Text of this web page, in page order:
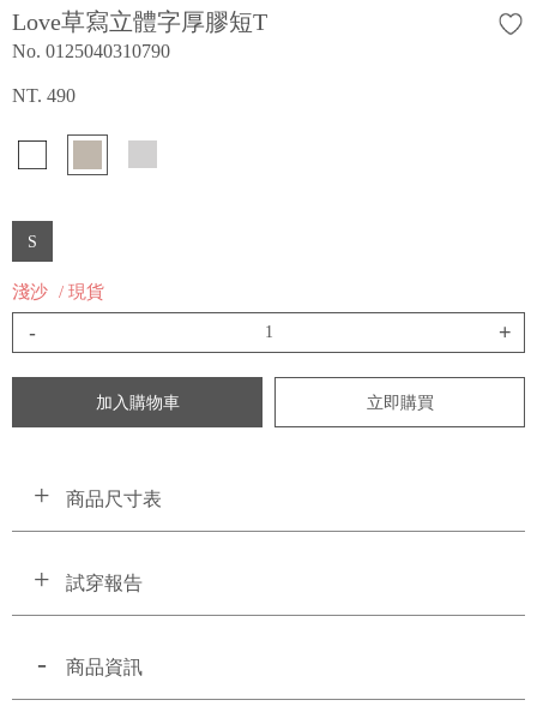
Love草寫立體字厚膠短T
No. 0125040310790
NT. 490
S
淺沙 / 現貨
- +
加入購物車 立即購買
商品尺寸表
試穿報告
商品資訊